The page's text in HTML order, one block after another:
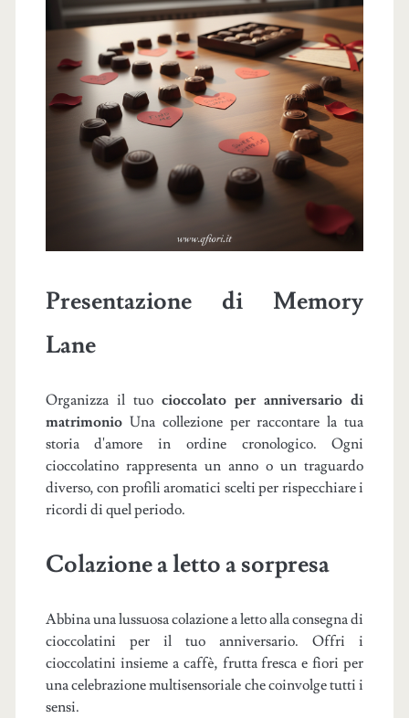
Presentazione di Memory
Lane
Organizza il tuo cioccolato per anniversario di
matrimonio Una collezione per raccontare la tua
storia d'amore in ordine cronologico. Ogni
cioccolatino rappresenta un anno o un traguardo
diverso, con profili aromatici scelti per rispecchiare i
ricordi di quel periodo.
Colazione a letto a sorpresa
Abbina una lussuosa colazione a letto alla consegna di
cioccolatini per il tuo anniversario. Offri i
cioccolatini insieme a caffè, frutta fresca e fiori per
una celebrazione multisensoriale che coinvolge tutti i
sensi.